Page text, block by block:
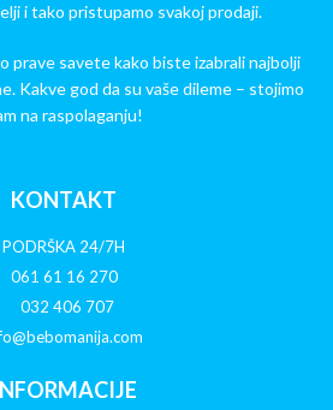
i tako pristupamo svakoj prodaji.
prave savete kako biste izabrali najbolji
Kakve god da su vaše dileme – stojimo
na raspolaganju!
KONTAKT
PODRŠKA 24/7H
061 61 16 270
032 406 707